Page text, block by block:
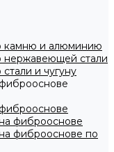
камню и алюминию
стали
и чугуну
фиброоснове
фиброоснове по